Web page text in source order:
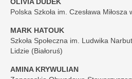
Polska Szkoła im. Czesława
MARK HATOUK
Szkoła Społeczna im. Ludwika
Lidzie (Białoruś)
AMINA KRYWULIAN